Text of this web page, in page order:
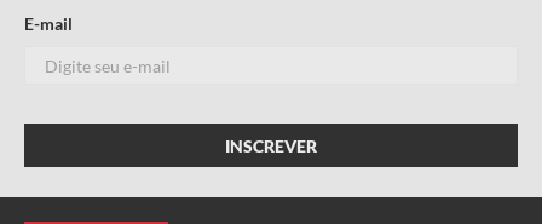
Endereço de email
E-mail